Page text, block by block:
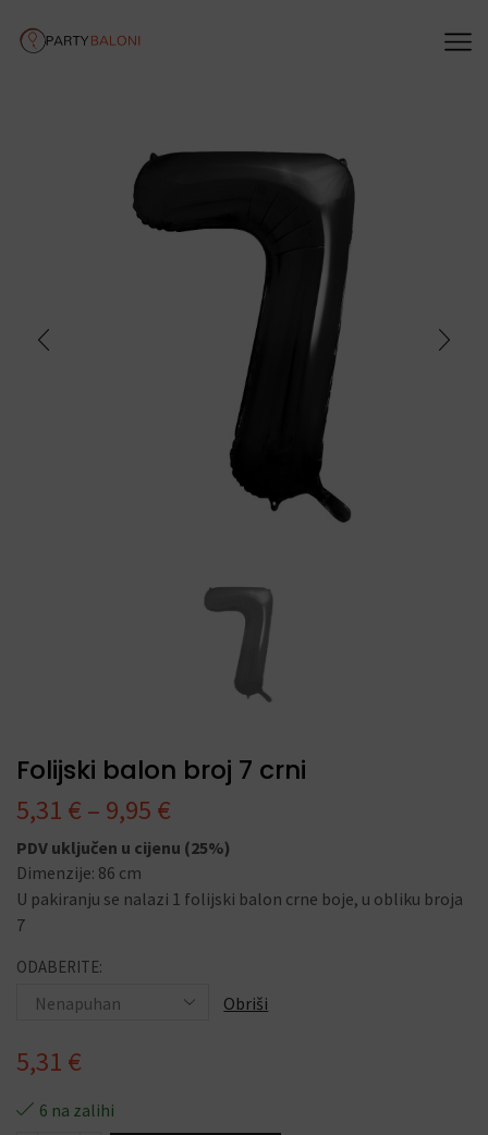
Folijski balon broj 7 crni
5,31 € – 9,95 €
PDV uključen u cijenu (25%)
Dimenzije: 86 cm
U pakiranju se nalazi 1 folijski balon crne boje, u obliku broja
7
ODABERITE:
Obriši
5,31 €
6 na zalihi